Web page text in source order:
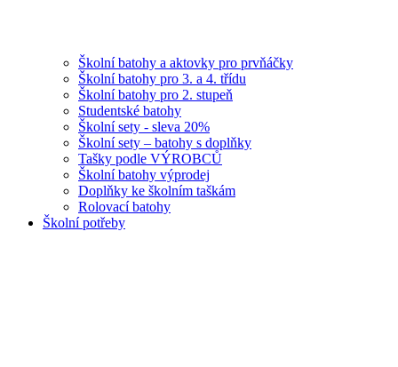
Školní batohy a aktovky pro prvňáčky
Školní batohy pro 3. a 4. třídu
Školní batohy pro 2. stupeň
Studentské batohy
Školní sety - sleva 20%
Školní sety – batohy s doplňky
Tašky podle VÝROBCŮ
Školní batohy výprodej
Doplňky ke školním taškám
Rolovací batohy
Školní potřeby